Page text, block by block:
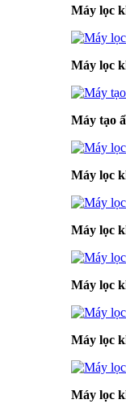
Máy lọc
Máy lọc
Máy tạo
Máy lọc
Máy lọc
Máy lọc
Máy lọc
Máy lọc